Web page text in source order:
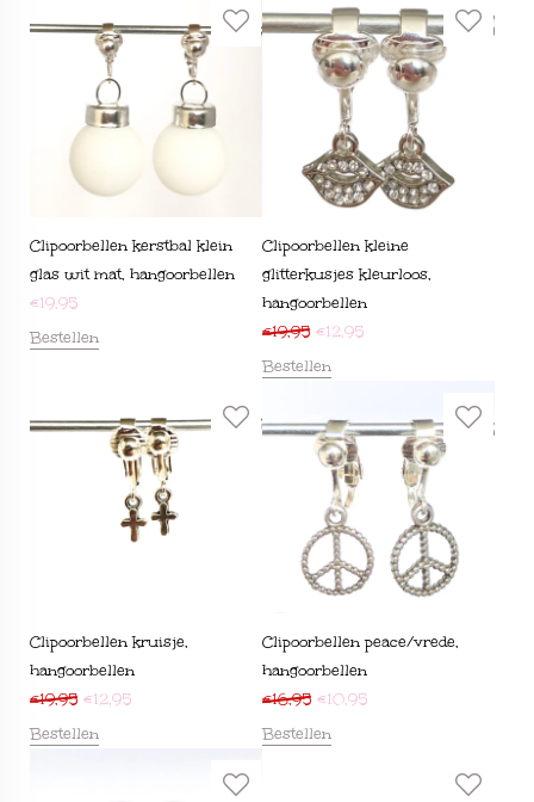
Clipoorbellen kerstbal klein
glas wit mat, hangoorbellen
€19,95
Bestellen
Clipoorbellen kleine
glitterkusjes kleurloos,
hangoorbellen
€19,95 €12,95
Bestellen
Clipoorbellen kruisje,
hangoorbellen
€19,95 €12,95
Bestellen
Clipoorbellen peace/vrede,
hangoorbellen
€16,95 €10,95
Bestellen